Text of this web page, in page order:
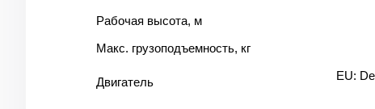
Рабочая высота, м
Макс. грузоподъемность, кг
Двигатель
EU: